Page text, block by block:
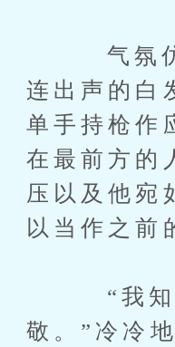
气氛仿佛
连出声的白
单手持枪作
在最前方的
压以及他宛
以当作之前
“我知道
敬。”冷冷